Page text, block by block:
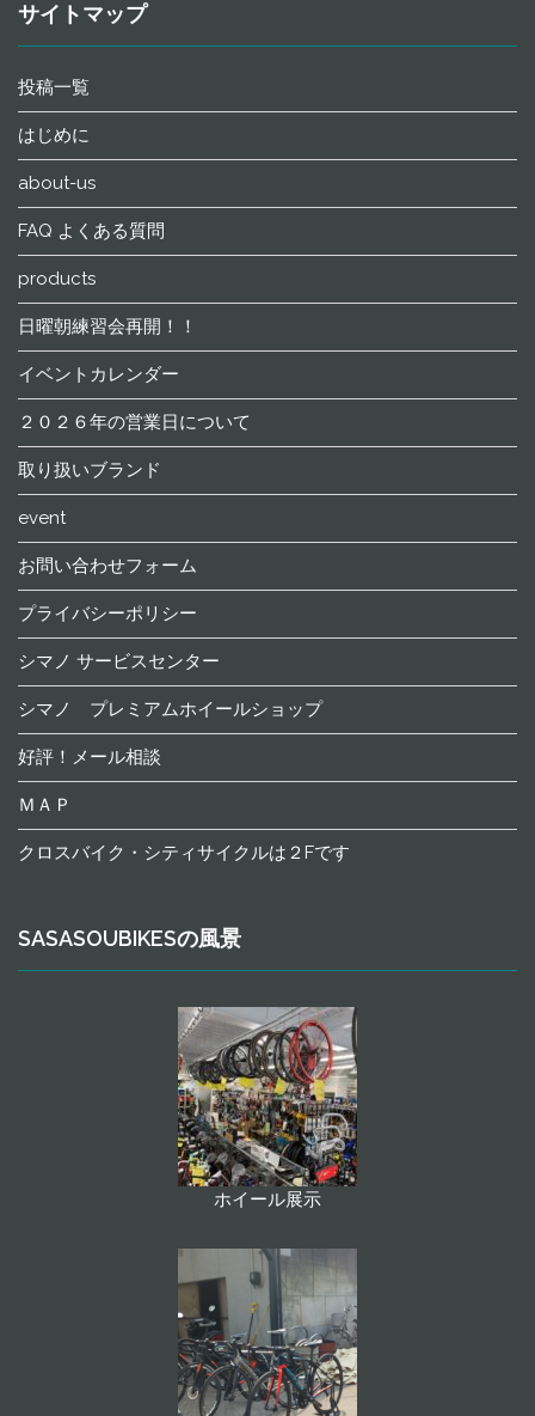
サイトマップ
投稿一覧
はじめに
about-us
FAQ よくある質問
products
日曜朝練習会再開！！
イベントカレンダー
２０２６年の営業日について
取り扱いブランド
event
お問い合わせフォーム
プライバシーポリシー
シマノ サービスセンター
シマノ プレミアムホイールショップ
好評！メール相談
ＭＡＰ
クロスバイク・シティサイクルは２Fです
SASASOUBIKESの風景
ホイール展示